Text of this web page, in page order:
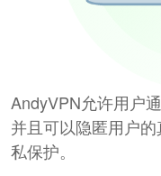
AndyVPN允许用户
并且可以隐匿用户
私保护。